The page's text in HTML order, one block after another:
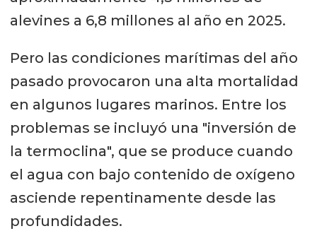
alevines a 6,8 millones al año en 2025.
Pero las condiciones marítimas del año
pasado provocaron una alta mortalidad
en algunos lugares marinos. Entre los
problemas se incluyó una "inversión de
la termoclina", que se produce cuando
el agua con bajo contenido de oxígeno
asciende repentinamente desde las
profundidades.